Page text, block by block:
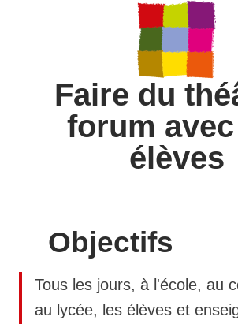
Faire du
forum
élèves
Objectifs
Tous les jours, à l'école, au
au lycée, les élèves et